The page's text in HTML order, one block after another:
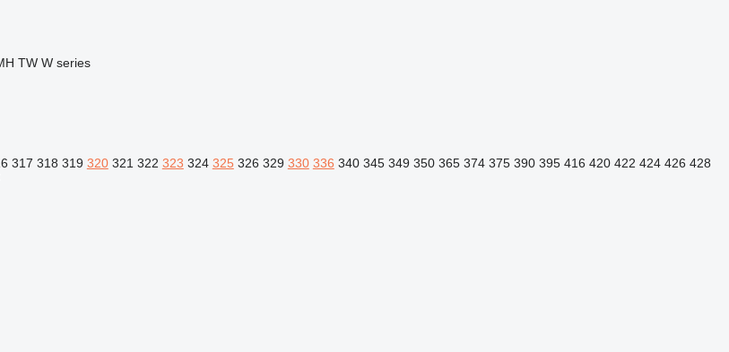
TW W series
317 318 319 320 321 322 323 324 325 326 329 330 336 340 345 349 350 365 374 375 390 395 416 420 422 424 426 428